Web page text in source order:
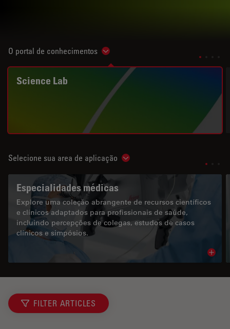
O portal de conhecimentos Show subnavigation
Science Lab
Selecione sua area de aplicação Show subnavigation
Especialidades médicas
Explore uma coleção abrangente de recursos científicos
e clínicos adaptados para profissionais de saúde,
incluindo percepções de colegas, estudos de casos
clínicos e simpósios.
FILTER ARTICLES